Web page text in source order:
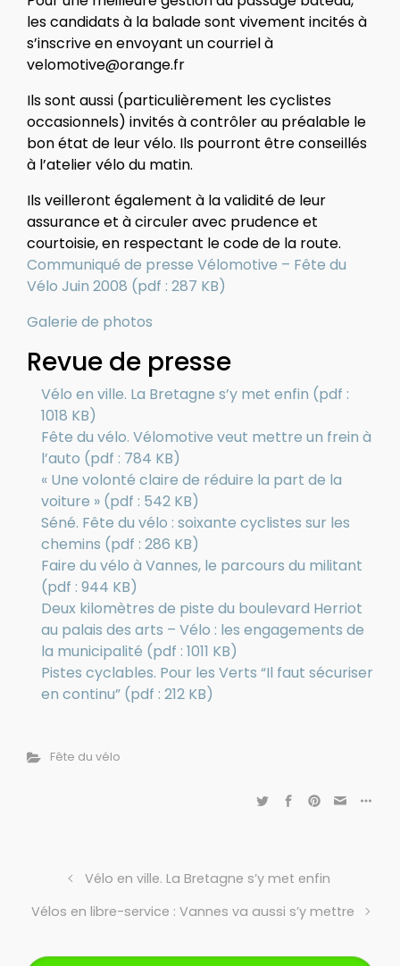
les candidats à la balade sont vivement incités à
s’inscrive en envoyant un courriel à
velomotive@orange.fr
Ils sont aussi (particulièrement les cyclistes
occasionnels) invités à contrôler au préalable le
bon état de leur vélo. Ils pourront être conseillés
à l’atelier vélo du matin.
Ils veilleront également à la validité de leur
assurance et à circuler avec prudence et
courtoisie, en respectant le code de la route.
Communiqué de presse Vélomotive – Fête du
Vélo Juin 2008 (pdf : 287 KB)
Galerie de photos
Revue de presse
Vélo en ville. La Bretagne s’y met enfin (pdf :
1018 KB)
Fête du vélo. Vélomotive veut mettre un frein à
l’auto (pdf : 784 KB)
« Une volonté claire de réduire la part de la
voiture » (pdf : 542 KB)
Séné. Fête du vélo : soixante cyclistes sur les
chemins (pdf : 286 KB)
Faire du vélo à Vannes, le parcours du militant
(pdf : 944 KB)
Deux kilomètres de piste du boulevard Herriot
au palais des arts – Vélo : les engagements de
la municipalité (pdf : 1011 KB)
Pistes cyclables. Pour les Verts “Il faut sécuriser
en continu” (pdf : 212 KB)
Fête du vélo
Vélo en ville. La Bretagne s’y met enfin
Vélos en libre-service : Vannes va aussi s’y mettre